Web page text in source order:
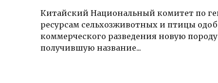
Китайский Национальный комитет по
ресурсам сельхозживотных и птицы
коммерческого разведения новую
получившую название...